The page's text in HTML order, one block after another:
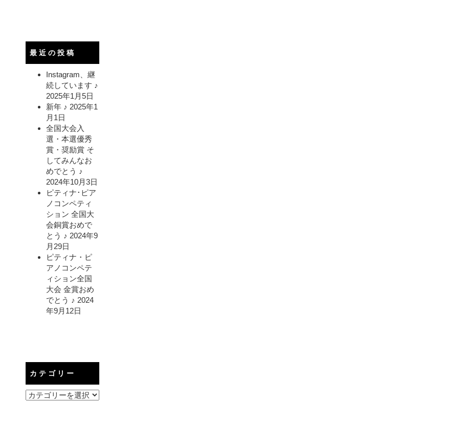
最近の投稿
Instagram、継
続しています ♪
2025年1月5日
新年 ♪ 2025年1
月1日
全国大会入
選・本選優秀
賞・奨励賞 そ
してみんなお
めでとう ♪
2024年10月3日
ピティナ･ピア
ノコンペティ
ション 全国大
会銅賞おめで
とう ♪ 2024年9
月29日
ピティナ・ピ
アノコンペテ
ィション全国
大会 金賞おめ
でとう ♪ 2024
年9月12日
カテゴリー
カ